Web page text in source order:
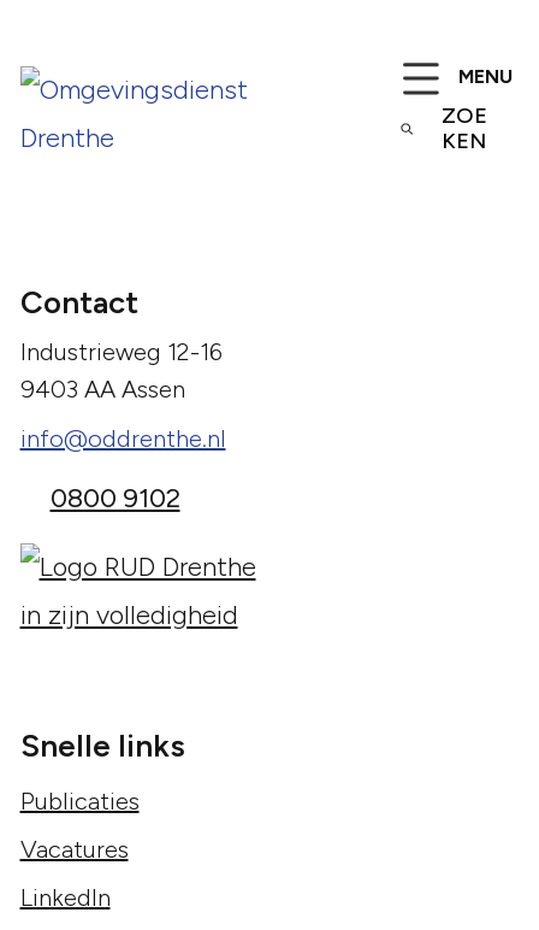
MENU
ZOE
KEN
Contact
Industrieweg 12-16
9403 AA Assen
info@oddrenthe.nl
0800 9102
Snelle links
Publicaties
Vacatures
LinkedIn